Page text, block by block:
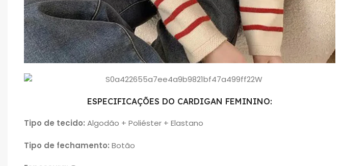
ESPECIFICAÇÕES DO CARDIGAN FEMININO:
Tipo de tecido: Algodão + Poliéster + Elastano
Tipo de fechamento: Botão